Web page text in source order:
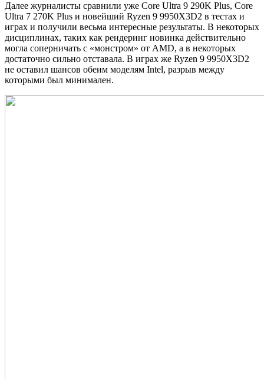
Далее журналисты сравнили уже Core Ultra 9 290K Plus, Core
Ultra 7 270K Plus и новейший Ryzen 9 9950X3D2 в тестах и
играх и получили весьма интересные результаты. В некоторых
дисциплинах, таких как рендеринг новинка действительно
могла соперничать с «монстром» от AMD, а в некоторых
достаточно сильно отставала. В играх же Ryzen 9 9950X3D2
не оставил шансов обеим моделям Intel, разрыв между
которыми был минимален.